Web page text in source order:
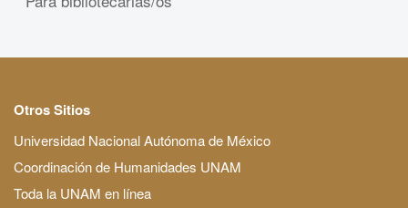
Otros Sitios
Universidad Nacional Autónoma de México
Coordinación de Humanidades UNAM
Toda la UNAM en línea